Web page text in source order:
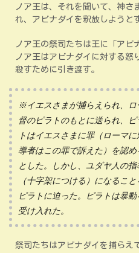
ノア王は、それを聞いて、神さ
れ、アビナダイを釈放しようと
ノア王の祭司たちは王に「アビ
ノア王はアビナダイに対する怒
殺すために引き渡す。
※イエスさまが捕らえられ、
督のピラトのもとに送られ、
トはイエスさまに罪（ローマ
導者はこの罪で訴えた）を認
とした。しかし、ユダヤ人の
（十字架につける）になるこ
ピラトに迫った。ピラトは暴
受け入れた。
祭司たちはアビナダイを捕らえ